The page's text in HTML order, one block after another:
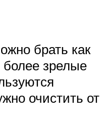
брать как
зрелые
очистить от